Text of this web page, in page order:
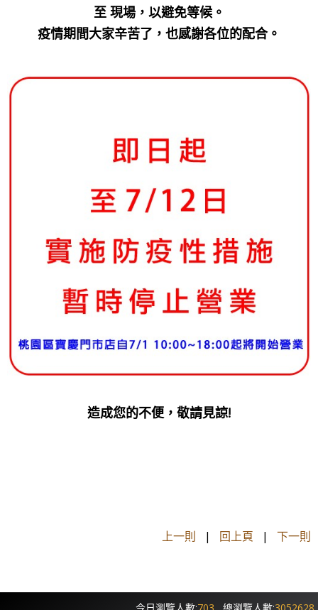
至 現場，以避免等候。
疫情期間大家辛苦了，也感謝各位的配合。
造成您的不便，敬請見諒!
上一則 | 回上頁 | 下一則